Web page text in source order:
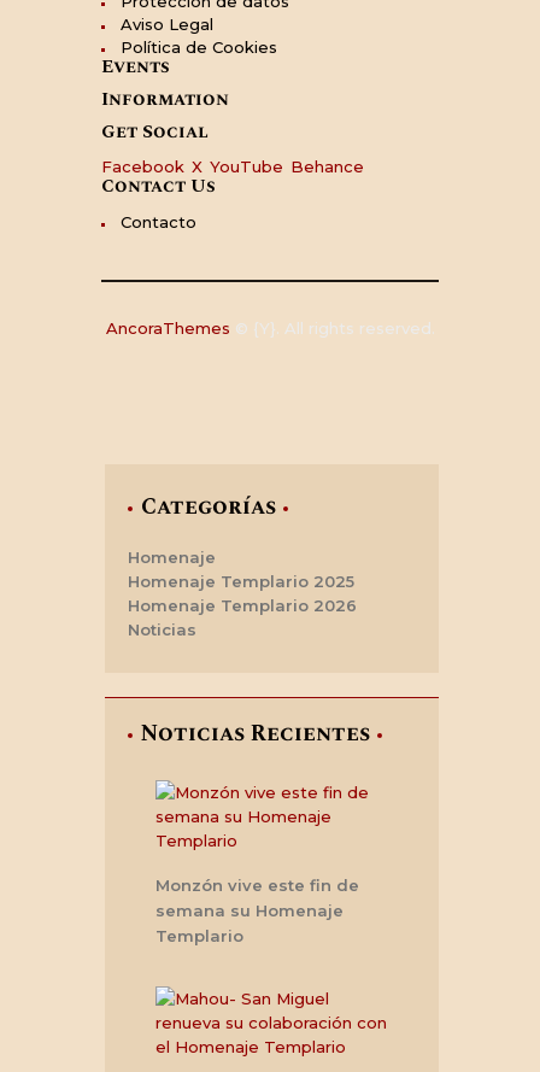
Aviso Legal
Política de Cookies
Events
Information
Get Social
Facebook X YouTube Behance
Contact Us
Contacto
AncoraThemes © {Y}. All rights reserved.
Categorías
Homenaje
Homenaje Templario 2025
Homenaje Templario 2026
Noticias
Noticias Recientes
Monzón vive este fin de
semana su Homenaje
Templario